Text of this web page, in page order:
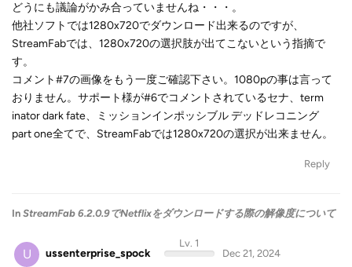
どうにも議論がかみ合っていませんね・・・。
他社ソフトでは1280x720でダウンロード出来るのですが、
StreamFabでは、1280x720の選択肢が出てこないという指摘で
す。
コメント#7の画像をもう一度ご確認下さい。1080pの事は言って
おりません。サポート様が#6でコメントされているセナ、term
inator dark fate、ミッションインポッシブル デッドレコニング
part one全てで、StreamFabでは1280x720の選択が出来ません。
Reply
In StreamFab 6.2.0.9でNetflixをダウンロードする際の解像度について
U ussenterprise_spock
Lv. 1
Dec 21, 2024